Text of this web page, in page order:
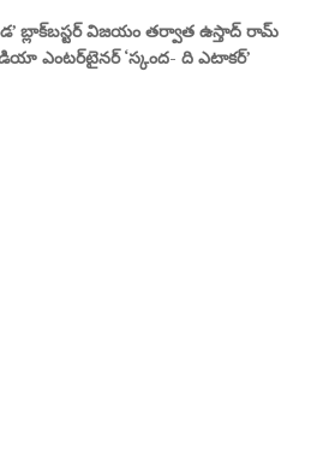
బ్లాక్‌బస్టర్ విజయం తర్వాత ఉస్తాద్ రామ్
ఎంటర్‌టైనర్ ‘స్కంద- ది ఎటాకర్‌’